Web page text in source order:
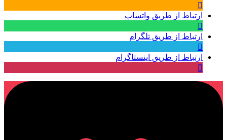
ارتباط از طریق واتساپ
ارتباط از طریق تلگرام
ارتباط از طریق اینستاگرام